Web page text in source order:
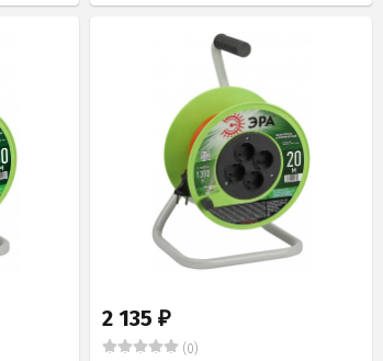
2 135₽
(0)